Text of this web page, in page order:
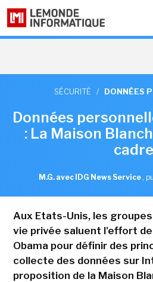
SÉCURITÉ / DONNÉES
Données
: La Maison
cadre
M.G. avec IDG News Service ,
Aux Etats-Unis, les
vie privée saluent l'effort
Obama pour définir des
collecte des données sur
proposition de la Maison